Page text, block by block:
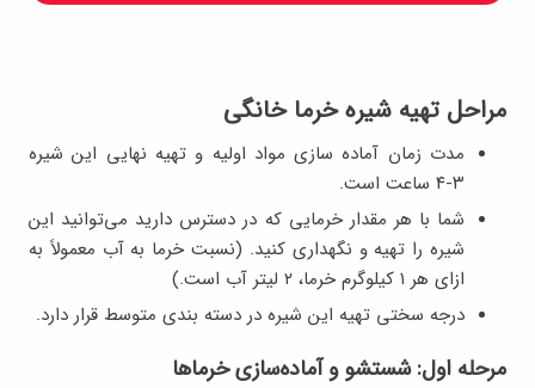
مراحل تهیه شیره خرما خانگی
مدت زمان آماده سازی مواد اولیه و تهیه نهایی این شیره
۳-۴ ساعت است.
شما با هر مقدار خرمایی که در دسترس دارید می‌توانید این
شیره را تهیه و نگهداری کنید. (نسبت خرما به آب معمولاً به
ازای هر ۱ کیلوگرم خرما، ۲ لیتر آب است.)
درجه سختی تهیه این شیره در دسته بندی متوسط قرار دارد.
مرحله اول: شستشو و آماده‌سازی خرماها